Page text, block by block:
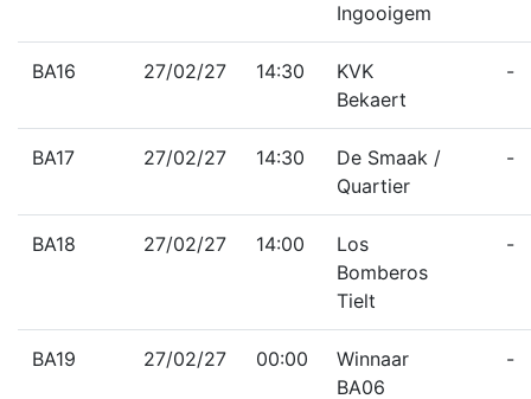
Ingooigem
BA16 27/02/27 14:30
KVK
Bekaert
-
BA17 27/02/27 14:30
De Smaak /
Quartier
-
BA18 27/02/27 14:00
Los
Bomberos
Tielt
-
BA19 27/02/27 00:00
Winnaar
BA06
-